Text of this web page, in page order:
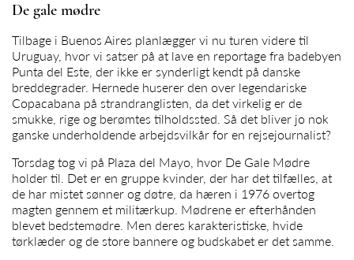
De gale mødre
Tilbage i Buenos Aires planlægger vi nu turen videre til
Uruguay, hvor vi satser på at lave en reportage fra badebyen
Punta del Este, der ikke er synderligt kendt på danske
breddegrader. Hernede huserer den over legendariske
Copacabana på strandranglisten, da det virkelig er de
smukke, rige og berømtes tilholdssted. Så det bliver jo nok
ganske underholdende arbejdsvilkår for en rejsejournalist?
Torsdag tog vi på Plaza del Mayo, hvor De Gale Mødre
holder til. Det er en gruppe kvinder, der har det tilfælles, at
de har mistet sønner og døtre, da hæren i 1976 overtog
magten gennem et militærkup. Mødrene er efterhånden
blevet bedstemødre. Men deres karakteristiske, hvide
tørklæder og de store bannere og budskabet er det samme.